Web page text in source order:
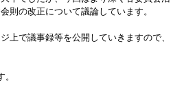
則の改正について議論しています。
上で議事録等を公開していきますので、